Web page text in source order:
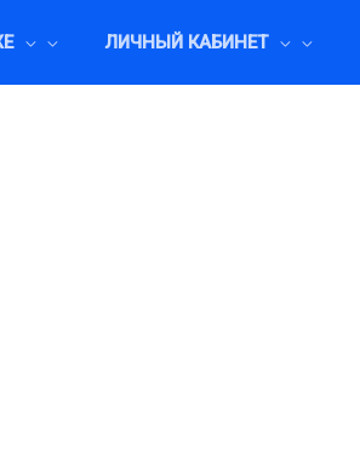
ЛИЧНЫЙ КАБИНЕТ